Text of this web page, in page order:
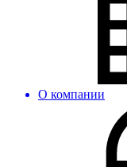
О компании